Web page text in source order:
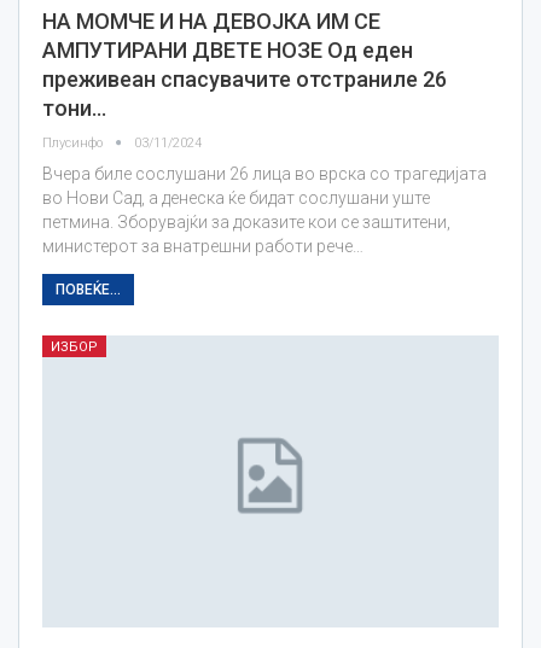
НА МОМЧЕ И НА ДЕВОЈКА ИМ СЕ
АМПУТИРАНИ ДВЕТЕ НОЗЕ Од еден
преживеан спасувачите отстраниле 26
тони…
Плусинфо 03/11/2024
Вчера биле сослушани 26 лица во врска со трагедијата
во Нови Сад, а денеска ќе бидат сослушани уште
петмина. Зборувајќи за доказите кои се заштитени,
министерот за внатрешни работи рече…
ПОВЕЌЕ...
ИЗБОР